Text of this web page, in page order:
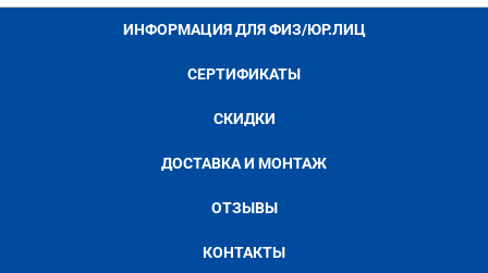
ИНФОРМАЦИЯ ДЛЯ ФИЗ/ЮР.ЛИЦ
СЕРТИФИКАТЫ
СКИДКИ
ДОСТАВКА И МОНТАЖ
ОТЗЫВЫ
КОНТАКТЫ